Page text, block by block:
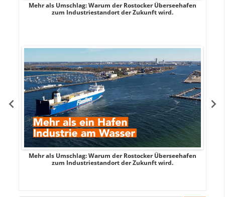
Mehr als Umschlag: Warum der Rostocker Überseehafen
zum Industriestandort der Zukunft wird.
Mehr als Umschlag: Warum der Rostocker Überseehafen
zum Industriestandort der Zukunft wird.